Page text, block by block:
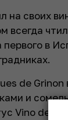
на своих
всегда
первого в
de
и
Vino de